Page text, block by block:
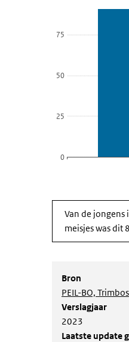
Bekijk als data
De grafiek heeft 1
0
25
50
75
Van de jongens
meisjes was dit
Bron
PEIL-BO,
Verslagjaar
2023
Laatste update